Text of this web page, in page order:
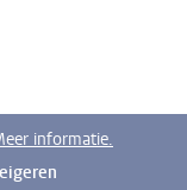
informatie.